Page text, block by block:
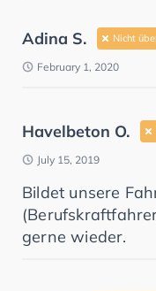
Adina S. Nicht
February 1, 2020
Havelbeton O.
July 15, 2019
Bildet unsere
gerne wieder.